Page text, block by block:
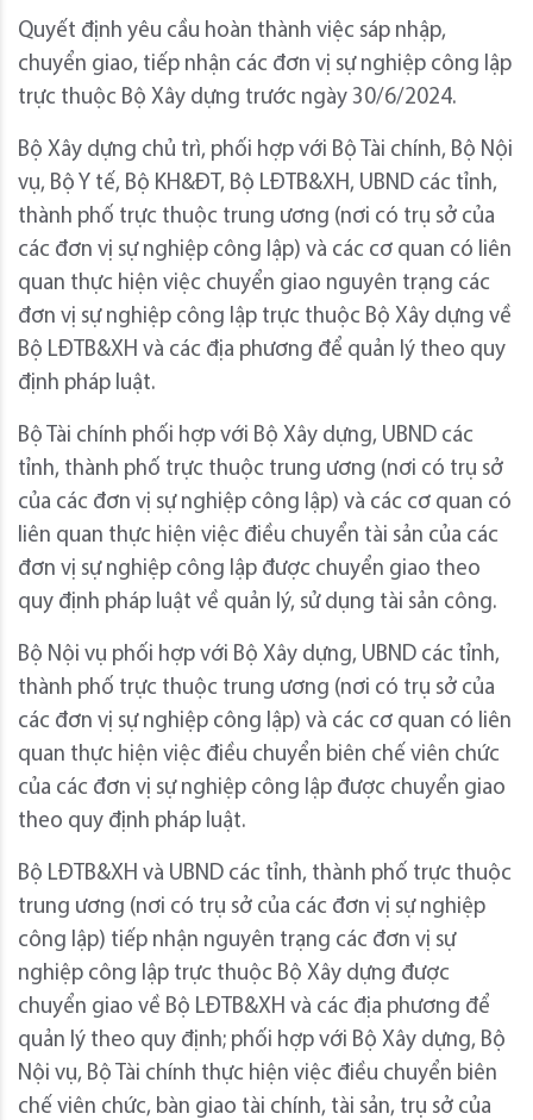
Quyết định yêu cầu hoàn thành việc sáp nhập,
chuyển giao, tiếp nhận các đơn vị sự nghiệp công lập
trực thuộc Bộ Xây dựng trước ngày 30/6/2024.
Bộ Xây dựng chủ trì, phối hợp với Bộ Tài chính, Bộ Nội
vụ, Bộ Y tế, Bộ KH&ĐT, Bộ LĐTB&XH, UBND các tỉnh,
thành phố trực thuộc trung ương (nơi có trụ sở của
các đơn vị sự nghiệp công lập) và các cơ quan có liên
quan thực hiện việc chuyển giao nguyên trạng các
đơn vị sự nghiệp công lập trực thuộc Bộ Xây dựng về
Bộ LĐTB&XH và các địa phương để quản lý theo quy
định pháp luật.
Bộ Tài chính phối hợp với Bộ Xây dựng, UBND các
tỉnh, thành phố trực thuộc trung ương (nơi có trụ sở
của các đơn vị sự nghiệp công lập) và các cơ quan có
liên quan thực hiện việc điều chuyển tài sản của các
đơn vị sự nghiệp công lập được chuyển giao theo
quy định pháp luật về quản lý, sử dụng tài sản công.
Bộ Nội vụ phối hợp với Bộ Xây dựng, UBND các tỉnh,
thành phố trực thuộc trung ương (nơi có trụ sở của
các đơn vị sự nghiệp công lập) và các cơ quan có liên
quan thực hiện việc điều chuyển biên chế viên chức
của các đơn vị sự nghiệp công lập được chuyển giao
theo quy định pháp luật.
Bộ LĐTB&XH và UBND các tỉnh, thành phố trực thuộc
trung ương (nơi có trụ sở của các đơn vị sự nghiệp
công lập) tiếp nhận nguyên trạng các đơn vị sự
nghiệp công lập trực thuộc Bộ Xây dựng được
chuyển giao về Bộ LĐTB&XH và các địa phương để
quản lý theo quy định; phối hợp với Bộ Xây dựng, Bộ
Nội vụ, Bộ Tài chính thực hiện việc điều chuyển biên
chế viên chức, bàn giao tài chính, tài sản, trụ sở của